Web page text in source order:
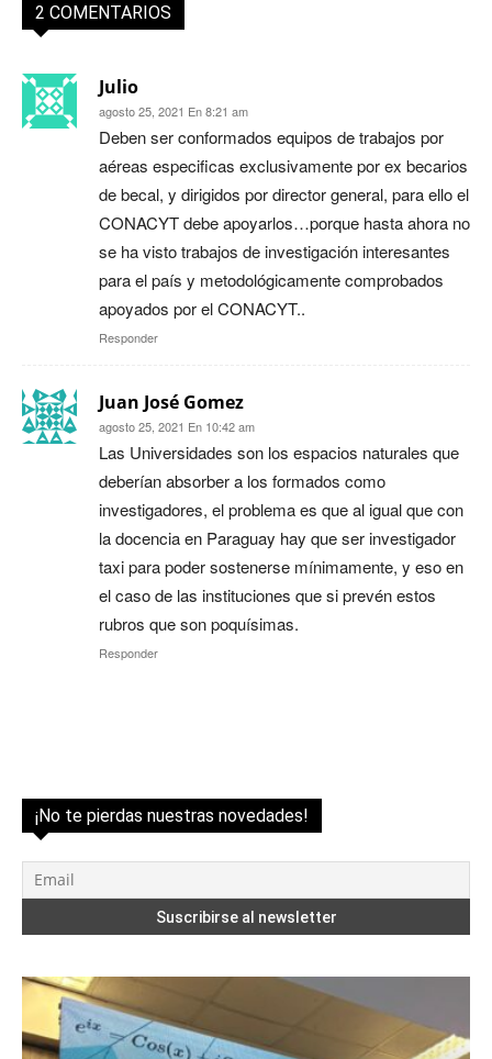
2 COMENTARIOS
Julio
agosto 25, 2021 En 8:21 am
Deben ser conformados equipos de trabajos por
aéreas especificas exclusivamente por ex becarios
de becal, y dirigidos por director general, para ello el
CONACYT debe apoyarlos…porque hasta ahora no
se ha visto trabajos de investigación interesantes
para el país y metodológicamente comprobados
apoyados por el CONACYT..
Responder
Juan José Gomez
agosto 25, 2021 En 10:42 am
Las Universidades son los espacios naturales que
deberían absorber a los formados como
investigadores, el problema es que al igual que con
la docencia en Paraguay hay que ser investigador
taxi para poder sostenerse mínimamente, y eso en
el caso de las instituciones que si prevén estos
rubros que son poquísimas.
Responder
¡No te pierdas nuestras novedades!